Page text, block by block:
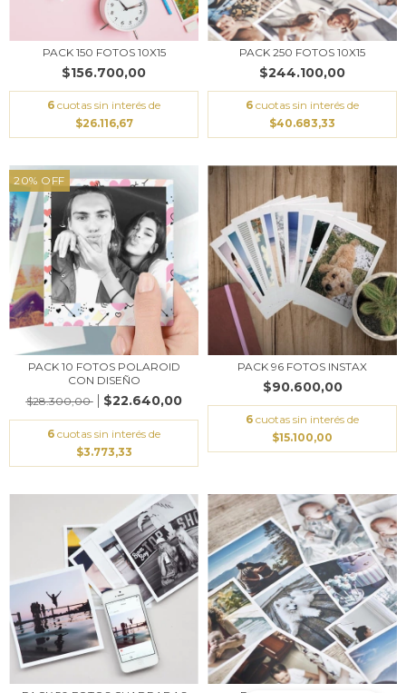
PACK 150 FOTOS 10X15
$156.700,00
6 cuotas sin interés de
$26.116,67
PACK 250 FOTOS 10X15
$244.100,00
6 cuotas sin interés de
$40.683,33
20% OFF
PACK 10 FOTOS POLAROID
CON DISEÑO
$28.300,00
$22.640,00
6 cuotas sin interés de
$3.773,33
PACK 96 FOTOS INSTAX
$90.600,00
6 cuotas sin interés de
$15.100,00